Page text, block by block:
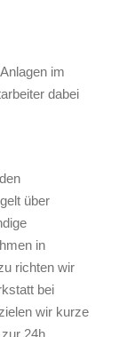
im
dabei
über
in
richten wir
bei
wir kurze
24h